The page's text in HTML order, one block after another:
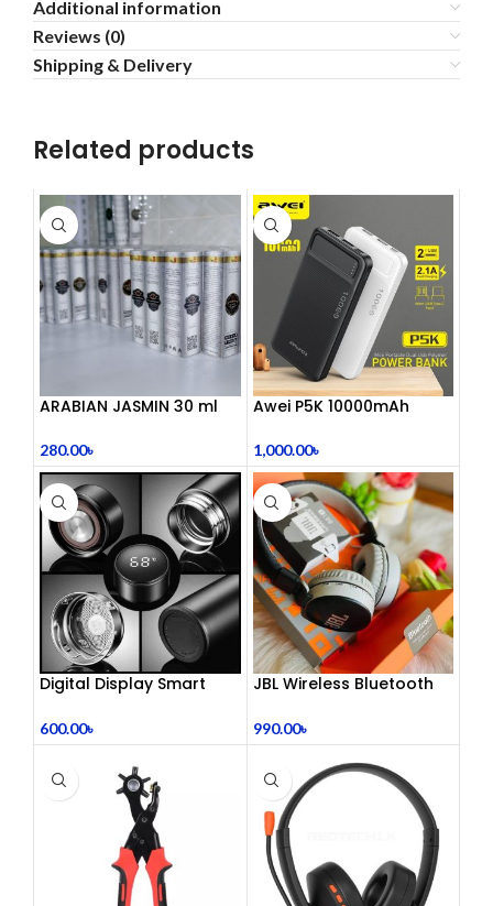
Additional information
Reviews (0)
Shipping & Delivery
Related products
ARABIAN JASMIN 30 ml
280.00৳
Awei P5K 10000mAh
Dual USB Powerbank
1,000.00৳
Digital Display Smart
600.00৳
JBL Wireless Bluetooth
990.00৳